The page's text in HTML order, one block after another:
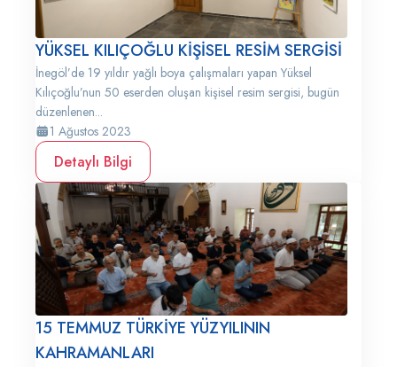
YÜKSEL KILIÇOĞLU KİŞİSEL RESİM SERGİSİ
İnegöl’de 19 yıldır yağlı boya çalışmaları yapan Yüksel
Kılıçoğlu’nun 50 eserden oluşan kişisel resim sergisi, bugün
düzenlenen...
1 Ağustos 2023
Detaylı Bilgi
15 TEMMUZ TÜRKİYE YÜZYILININ
KAHRAMANLARI